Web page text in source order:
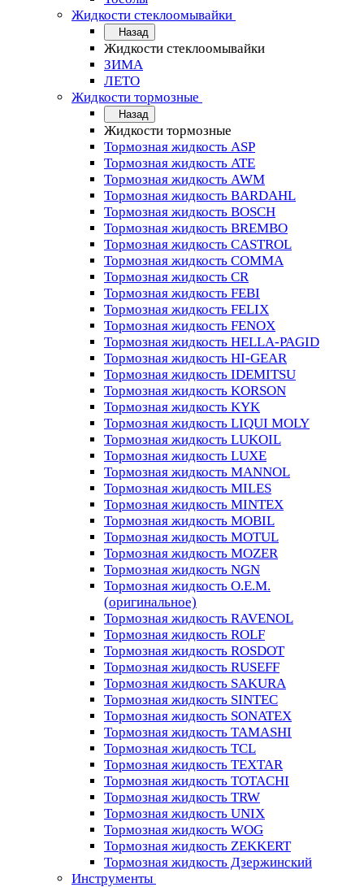
Жидкости стеклоомывайки
Назад
Жидкости стеклоомывайки
ЗИМА
ЛЕТО
Жидкости тормозные
Назад
Жидкости тормозные
Тормозная жидкость ASP
Тормозная жидкость ATE
Тормозная жидкость AWM
Тормозная жидкость BARDAHL
Тормозная жидкость BOSCH
Тормозная жидкость BREMBO
Тормозная жидкость CASTROL
Тормозная жидкость COMMA
Тормозная жидкость CR
Тормозная жидкость FEBI
Тормозная жидкость FELIX
Тормозная жидкость FENOX
Тормозная жидкость HELLA-PAGID
Тормозная жидкость HI-GEAR
Тормозная жидкость IDEMITSU
Тормозная жидкость KORSON
Тормозная жидкость KYK
Тормозная жидкость LIQUI MOLY
Тормозная жидкость LUKOIL
Тормозная жидкость LUXE
Тормозная жидкость MANNOL
Тормозная жидкость MILES
Тормозная жидкость MINTEX
Тормозная жидкость MOBIL
Тормозная жидкость MOTUL
Тормозная жидкость MOZER
Тормозная жидкость NGN
Тормозная жидкость O.E.M.
(оригинальное)
Тормозная жидкость RAVENOL
Тормозная жидкость ROLF
Тормозная жидкость ROSDOT
Тормозная жидкость RUSEFF
Тормозная жидкость SAKURA
Тормозная жидкость SINTEC
Тормозная жидкость SONATEX
Тормозная жидкость TAMASHI
Тормозная жидкость TCL
Тормозная жидкость TEXTAR
Тормозная жидкость TOTACHI
Тормозная жидкость TRW
Тормозная жидкость UNIX
Тормозная жидкость WOG
Тормозная жидкость ZEKKERT
Тормозная жидкость Дзержинский
Инструменты